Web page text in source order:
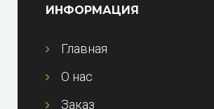
ИНФОРМАЦИЯ
Главная
О нас
Заказ